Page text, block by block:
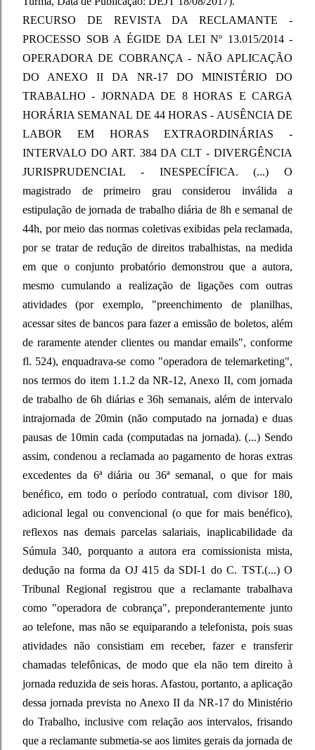
RECURSO DE REVISTA DA RECLAMANTE -
PROCESSO SOB A ÉGIDE DA LEI Nº 13.015/2014 -
OPERADORA DE COBRANÇA - NÃO APLICAÇÃO
DO ANEXO II DA NR-17 DO MINISTÉRIO DO
TRABALHO - JORNADA DE 8 HORAS E CARGA
HORÁRIA SEMANAL DE 44 HORAS - AUSÊNCIA DE
LABOR EM HORAS EXTRAORDINÁRIAS -
INTERVALO DO ART. 384 DA CLT - DIVERGÊNCIA
JURISPRUDENCIAL - INESPECÍFICA. (...) O
magistrado de primeiro grau considerou inválida a
estipulação de jornada de trabalho diária de 8h e semanal de
44h, por meio das normas coletivas exibidas pela reclamada,
por se tratar de redução de direitos trabalhistas, na medida
em que o conjunto probatório demonstrou que a autora,
mesmo cumulando a realização de ligações com outras
atividades (por exemplo, "preenchimento de planilhas,
acessar sites de bancos para fazer a emissão de boletos, além
de raramente atender clientes ou mandar emails", conforme
fl. 524), enquadrava-se como "operadora de telemarketing",
nos termos do item 1.1.2 da NR-12, Anexo II, com jornada
de trabalho de 6h diárias e 36h semanais, além de intervalo
intrajornada de 20min (não computado na jornada) e duas
pausas de 10min cada (computadas na jornada). (...) Sendo
assim, condenou a reclamada ao pagamento de horas extras
excedentes da 6ª diária ou 36ª semanal, o que for mais
benéfico, em todo o período contratual, com divisor 180,
adicional legal ou convencional (o que for mais benéfico),
reflexos nas demais parcelas salariais, inaplicabilidade da
Súmula 340, porquanto a autora era comissionista mista,
dedução na forma da OJ 415 da SDI-1 do C. TST.(...) O
Tribunal Regional registrou que a reclamante trabalhava
como "operadora de cobrança", preponderantemente junto
ao telefone, mas não se equiparando a telefonista, pois suas
atividades não consistiam em receber, fazer e transferir
chamadas telefônicas, de modo que ela não tem direito à
jornada reduzida de seis horas. Afastou, portanto, a aplicação
dessa jornada prevista no Anexo II da NR-17 do Ministério
do Trabalho, inclusive com relação aos intervalos, frisando
que a reclamante submetia-se aos limites gerais da jornada de